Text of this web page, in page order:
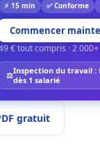
⚡ 15 min ✅ Conforme
Commencer
€ tout compris · 2
⚖️Inspection du travail :
dès 1 salarié
gratuit